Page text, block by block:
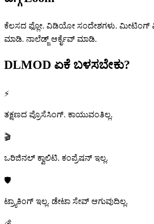
ಕೆಲಸದ ಫ್ಲೋ. ವಿಡಿಯೋ ಸಂದೇಶಗಳು. ಮೀಟಿಂಗ್
ಮಾಡಿ. ನಾಲೆಡ್ಜ್ ಆರ್ಕೈವ್ ಮಾಡಿ.
DLMOD ಏಕೆ ಬಳಸಬೇಕು?
⚡
ತಕ್ಷಣದ ಪ್ರೊಸೆಸಿಂಗ್. ಕಾಯುವಂತಿಲ್ಲ.
🎬
ಒರಿಜಿನಲ್ ಕ್ವಾಲಿಟಿ. ಕಂಪ್ರೆಷನ್ ಇಲ್ಲ.
🛡️
ಟ್ರ್ಯಾಕಿಂಗ್ ಇಲ್ಲ. ಡೇಟಾ ಸೇವ್ ಆಗುವುದಿಲ್ಲ.